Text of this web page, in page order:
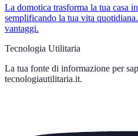
La domotica trasforma la tua casa
semplificando la tua vita
vantaggi.
Tecnologia Utilitaria
La tua fonte di informazione per
tecnologiautilitaria.it.